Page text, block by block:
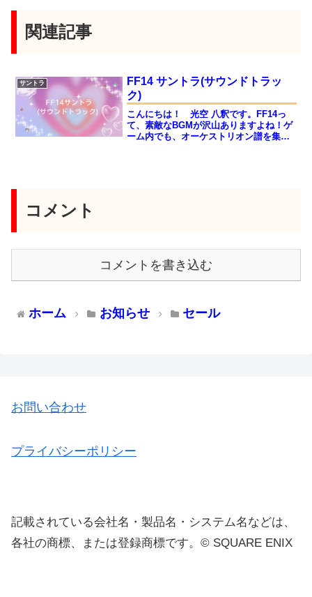
関連記事
サントラ
FF14 サントラ(サウンドトラッ
ク)
こんにちは！ 光空 八釈です。FF14っ
て、素敵なBGMが沢山ありますよね！ゲ
ーム内でも、オーケストリオン譜を集め
コメント
コメントを書き込む
ホーム お知らせ セール
お問い合わせ
プライバシーポリシー
記載されている会社名・製品名・システム名などは、
各社の商標、または登録商標です。© SQUARE ENIX